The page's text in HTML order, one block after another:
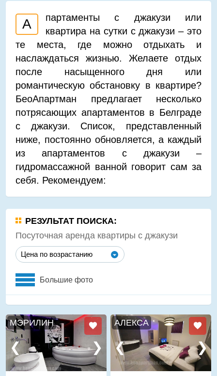
А
партаменты с джакузи или
квартира на сутки с джакузи – это
те места, где можно отдыхать и
наслаждаться жизнью. Желаете отдых
после насыщенного дня или
романтическую обстановку в квартире?
БеоАпартман предлагает несколько
потрясающих апартаментов в Белграде
с джакузи. Список, представленный
ниже, постоянно обновляется, а каждый
из апартаментов с джакузи –
гидромассажной ванной говорит сам за
себя. Рекомендуем:
РЕЗУЛЬТАТ ПОИСКА:
Посуточная аренда квартиры с джакузи
Цена по возрастанию
Большие фото
МЭРИЛИН АЛЕКСА